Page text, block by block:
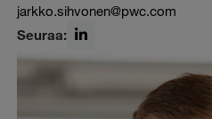
jarkko.sihvonen@pwc.com
Seuraa:
LinkedIn